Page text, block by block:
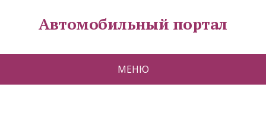
Автомобильный портал
МЕНЮ